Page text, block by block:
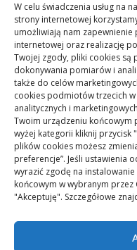
W celu świadczenia usług na
strony internetowej
umożliwiają nam zapewnienie
internetowej oraz realizację
Twojej zgody, pliki cookies są
dokonywania pomiarów i
także do celów
cookies podmiotów trzecich
analitycznych i
Twoim urządzeniu końcowym
wyżej kategorii kliknij przycisk
plików cookies możesz
preferencje”. Jeśli ustawienia
wyrazić zgodę na
końcowym w wybranym
"Akceptuję". Szczegółowe
Szybkie przepisy
Techniki DIY i
Technologia
Zdrowe odżywianie
Zdrowie i fitness
Zmiany klimatyczne